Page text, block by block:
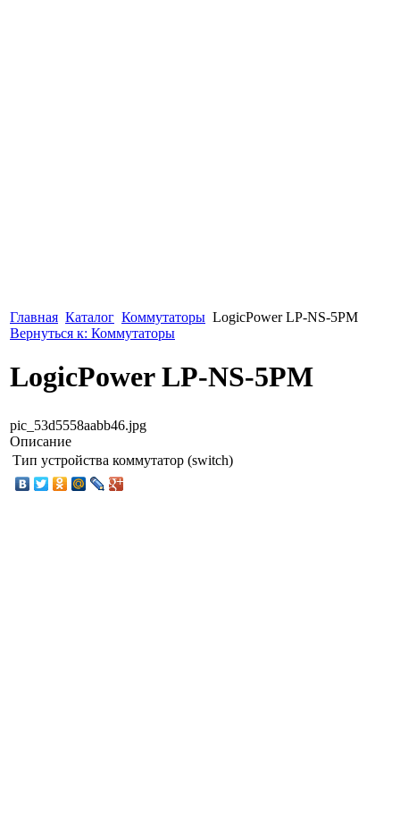
Главная Каталог Коммутаторы LogicPower LP-NS-5PM
Вернуться к: Коммутаторы
LogicPower LP-NS-5PM
pic_53d5558aabb46.jpg
Описание
Тип устройства коммутатор (switch)